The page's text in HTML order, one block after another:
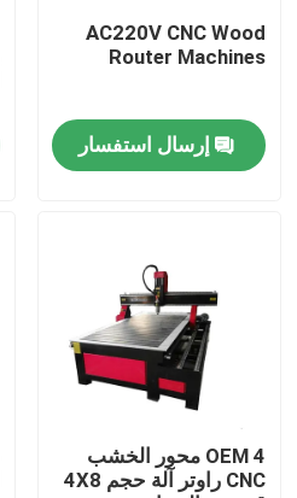
حول بنا
آلة قطع ألياف الليزر
آلة القطع بليزر CO2
آلة قطع المعادن بالليزر
AC220V CNC Wood
Router Machines
إرسال استفسار
OEM 4 محور الخشب
CNC راوتر آلة حجم 4X8